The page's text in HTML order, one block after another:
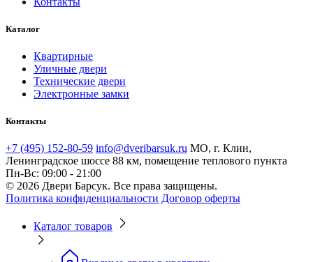
Каталог
Квартирные
Уличные двери
Технические двери
Электронные замки
Контакты
+7 (495) 152-80-59 info@dveribarsuk.ru МО, г. Клин,
Ленинградское шоссе 88 км, помещение теплового пункта
Пн-Вс: 09:00 - 21:00
© 2026 Двери Барсук. Все права защищены.
Политика конфиденциальности Договор оферты
Каталог товаров